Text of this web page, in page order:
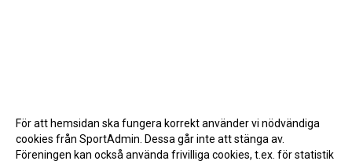
För att hemsidan ska fungera korrekt använder vi nödvändiga
cookies från SportAdmin. Dessa går inte att stänga av.
Föreningen kan också använda frivilliga cookies, t.ex. för statistik